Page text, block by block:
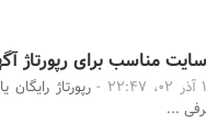
رپورتاژ
...